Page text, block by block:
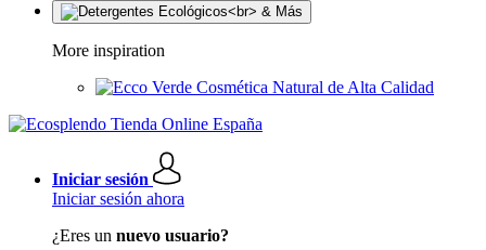
More inspiration
Cosmética Natural de Alta Calidad
Iniciar sesión
Iniciar sesión ahora
¿Eres un nuevo usuario?